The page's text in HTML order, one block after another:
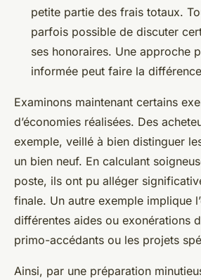
petite partie des frais totaux.
parfois possible de discuter
ses honoraires. Une approche
informée peut faire la
Examinons maintenant certains
d’économies réalisées. Des
exemple, veillé à bien distinguer
un bien neuf. En calculant
poste, ils ont pu alléger
finale. Un autre exemple implique
différentes aides ou exonérations
primo-accédants ou les projets
Ainsi, par une préparation